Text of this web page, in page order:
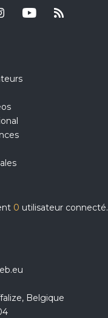
0 utilisateur connecté.
Belgique